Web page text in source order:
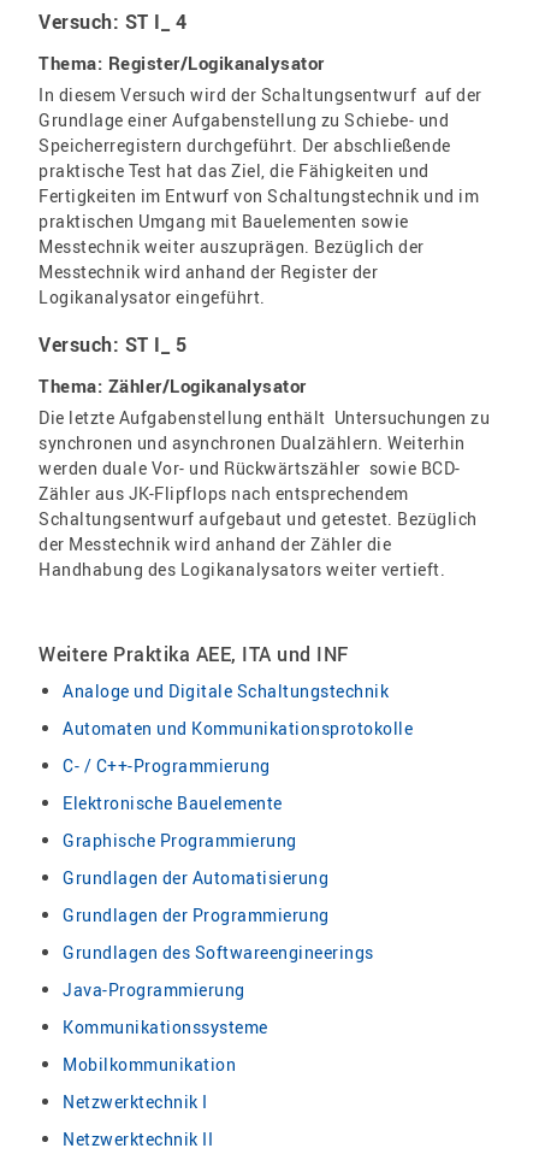
Versuch: ST I_ 4
Thema: Register/Logikanalysator
In diesem Versuch wird der Schaltungsentwurf auf der
Grundlage einer Aufgabenstellung zu Schiebe- und
Speicherregistern durchgeführt. Der abschließende
praktische Test hat das Ziel, die Fähigkeiten und
Fertigkeiten im Entwurf von Schaltungstechnik und im
praktischen Umgang mit Bauelementen sowie
Messtechnik weiter auszuprägen. Bezüglich der
Messtechnik wird anhand der Register der
Logikanalysator eingeführt.
Versuch: ST I_ 5
Thema: Zähler/Logikanalysator
Die letzte Aufgabenstellung enthält Untersuchungen zu
synchronen und asynchronen Dualzählern. Weiterhin
werden duale Vor- und Rückwärtszähler sowie BCD-
Zähler aus JK-Flipflops nach entsprechendem
Schaltungsentwurf aufgebaut und getestet. Bezüglich
der Messtechnik wird anhand der Zähler die
Handhabung des Logikanalysators weiter vertieft.
Weitere Praktika AEE, ITA und INF
Analoge und Digitale Schaltungstechnik
Automaten und Kommunikationsprotokolle
C- / C++-Programmierung
Elektronische Bauelemente
Graphische Programmierung
Grundlagen der Automatisierung
Grundlagen der Programmierung
Grundlagen des Softwareengineerings
Java-Programmierung
Kommunikationssysteme
Mobilkommunikation
Netzwerktechnik I
Netzwerktechnik II